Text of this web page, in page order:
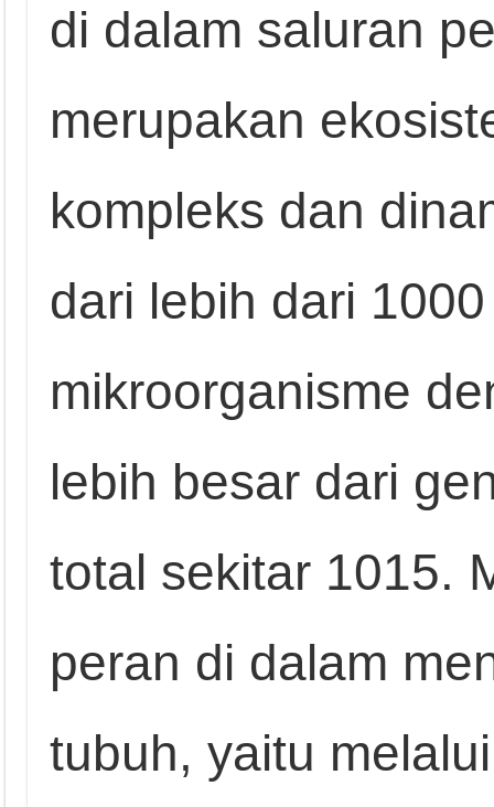
di dalam saluran
merupakan
kompleks dan
dari lebih dari
mikroorganisme
lebih besar dari
total sekitar 1015.
peran di dalam
tubuh, yaitu